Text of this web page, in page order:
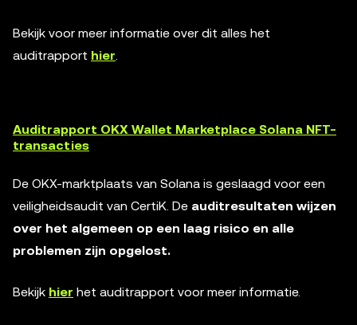
Bekijk voor meer informatie over dit alles het
auditrapport hier.
Auditrapport OKX Wallet Marketplace Solana NFT-
transacties
De OKX-marktplaats van Solana is geslaagd voor een
veiligheidsaudit van CertiK. De auditresultaten wijzen
over het algemeen op een laag risico en alle
problemen zijn opgelost.
Bekijk hier het auditrapport voor meer informatie.